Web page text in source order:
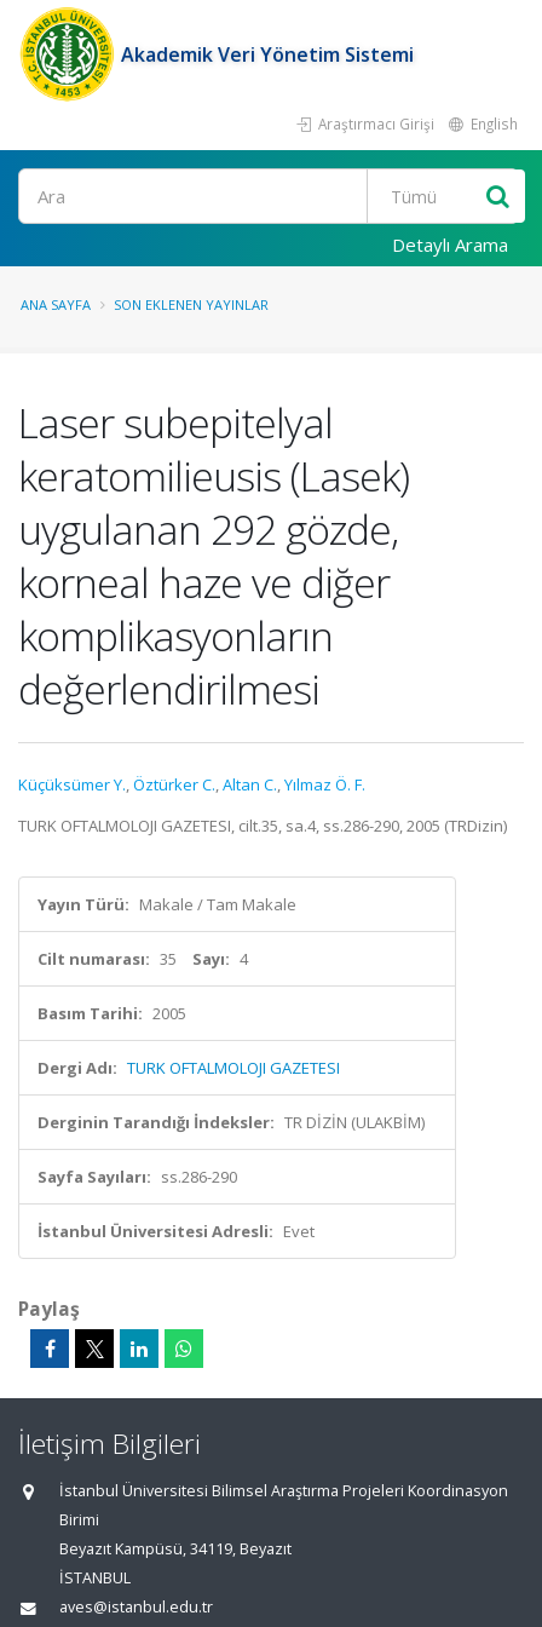
Akademik Veri Yönetim Sistemi
Araştırmacı Girişi English
Ara
Detaylı Arama
ANA SAYFA SON EKLENEN YAYINLAR
Laser subepitelyal
keratomilieusis (Lasek)
uygulanan 292 gözde,
korneal haze ve diğer
komplikasyonların
değerlendirilmesi
Küçüksümer Y.,Öztürker C.,Altan C.,Yılmaz Ö. F.
TURK OFTALMOLOJI GAZETESI, cilt.35, sa.4, ss.286-290, 2005 (TRDizin)
Yayın Türü: Makale / Tam Makale
Cilt numarası: 35 Sayı: 4
Basım Tarihi: 2005
Dergi Adı: TURK OFTALMOLOJI GAZETESI
Derginin Tarandığı İndeksler: TR DİZİN (ULAKBİM)
Sayfa Sayıları: ss.286-290
İstanbul Üniversitesi Adresli: Evet
Paylaş
İletişim Bilgileri
İstanbul Üniversitesi Bilimsel Araştırma Projeleri Koordinasyon
Birimi
Beyazıt Kampüsü, 34119, Beyazıt
İSTANBUL
aves@istanbul.edu.tr